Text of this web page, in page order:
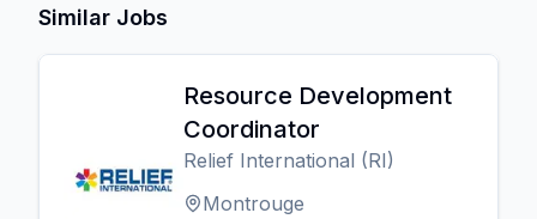
Similar Jobs
Resource Development
Coordinator
Relief International (RI)
Montrouge